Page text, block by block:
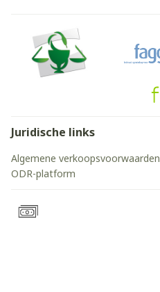
Juridische links
Algemene verkoopsvoorwaarden
ODR-platform